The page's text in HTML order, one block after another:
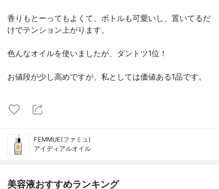
香りもとーってもよくて、ボトルも可愛いし、置いてるだ
けでテンション上がります。
色んなオイルを使いましたが、ダントツ1位！
お値段が少し高めですが、私としては価値ある1品です。
FEMMUE(ファミュ)
アイディアルオイル
美容液おすすめランキング